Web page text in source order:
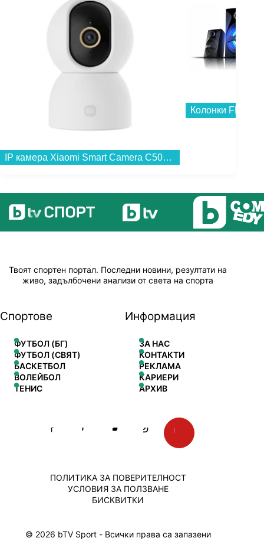
IP камера Xiaomi Smart Camera C500 BHR089AEU...
Колонки
Твоят спортен портал. Последни новини, резултати на
живо, задълбочени анализи от света на спорта
Спортове
ФУТБОЛ (БГ)
ФУТБОЛ (СВЯТ)
БАСКЕТБОЛ
ВОЛЕЙБОЛ
ТЕНИС
Информация
ЗА НАС
КОНТАКТИ
РЕКЛАМА
КАРИЕРИ
АРХИВ
© 2026 bTV Sport - Всички права са запазени
ПОЛИТИКА ЗА ПОВЕРИТЕЛНОСТ
УСЛОВИЯ ЗА ПОЛЗВАНЕ
БИСКВИТКИ